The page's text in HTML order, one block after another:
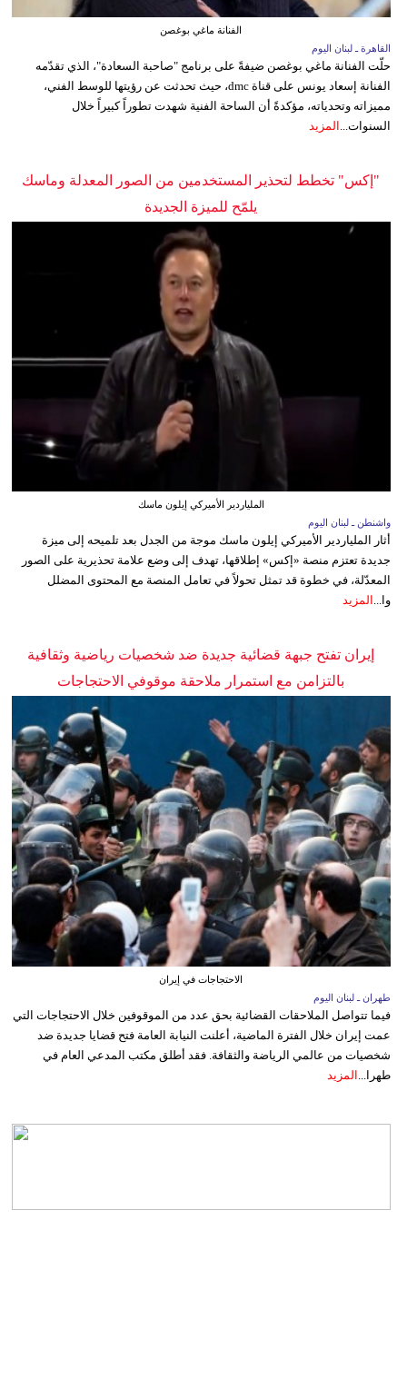
الفنانة ماغي بوغصن
القاهرة ـ لبنان اليوم
حلّت الفنانة ماغي بوغصن ضيفةً على برنامج "صاحبة السعادة"، الذي تقدّمه
الفنانة إسعاد يونس على قناة dmc، حيث تحدثت عن رؤيتها للوسط الفني،
مميزاته وتحدياته، مؤكدةً أن الساحة الفنية شهدت تطوراً كبيراً خلال
السنوات... المزيد
"إكس" تخطط لتحذير المستخدمين من الصور المعدلة وماسك
يلمّح للميزة الجديدة
الملياردير الأميركي إيلون ماسك
واشنطن ـ لبنان اليوم
أثار الملياردير الأميركي إيلون ماسك موجة من الجدل بعد تلميحه إلى ميزة
جديدة تعتزم منصة «إكس» إطلاقها، تهدف إلى وضع علامة تحذيرية على الصور
المعدّلة، في خطوة قد تمثل تحولاً في تعامل المنصة مع المحتوى المضلل
وا... المزيد
إيران تفتح جبهة قضائية جديدة ضد شخصيات رياضية وثقافية
بالتزامن مع استمرار ملاحقة موقوفي الاحتجاجات
الاحتجاجات في إيران
طهران ـ لبنان اليوم
فيما تتواصل الملاحقات القضائية بحق عدد من الموقوفين خلال الاحتجاجات التي
عمت إيران خلال الفترة الماضية، أعلنت النيابة العامة فتح قضايا جديدة ضد
شخصيات من عالمي الرياضة والثقافة. فقد أطلق مكتب المدعي العام في
طهرا... المزيد